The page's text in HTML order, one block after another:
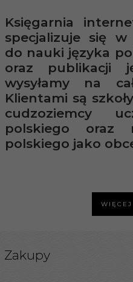
Księgarnia
specjalizuje się
do nauki języka
oraz publikacji
wysyłamy na
Klientami są
cudzoziemcy
polskiego oraz
polskiego jako
Zakupy